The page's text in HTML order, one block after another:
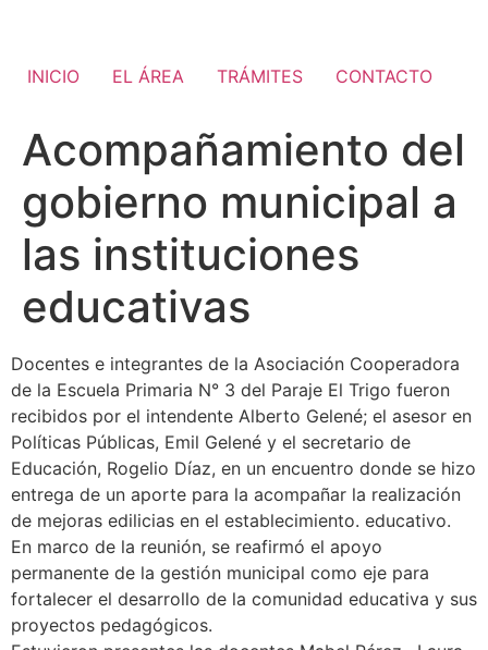
INICIO EL ÁREA TRÁMITES CONTACTO
Acompañamiento del
gobierno municipal a
las instituciones
educativas
Docentes e integrantes de la Asociación Cooperadora
de la Escuela Primaria N° 3 del Paraje El Trigo fueron
recibidos por el intendente Alberto Gelené; el asesor en
Políticas Públicas, Emil Gelené y el secretario de
Educación, Rogelio Díaz, en un encuentro donde se hizo
entrega de un aporte para la acompañar la realización
de mejoras edilicias en el establecimiento. educativo.
En marco de la reunión, se reafirmó el apoyo
permanente de la gestión municipal como eje para
fortalecer el desarrollo de la comunidad educativa y sus
proyectos pedagógicos.